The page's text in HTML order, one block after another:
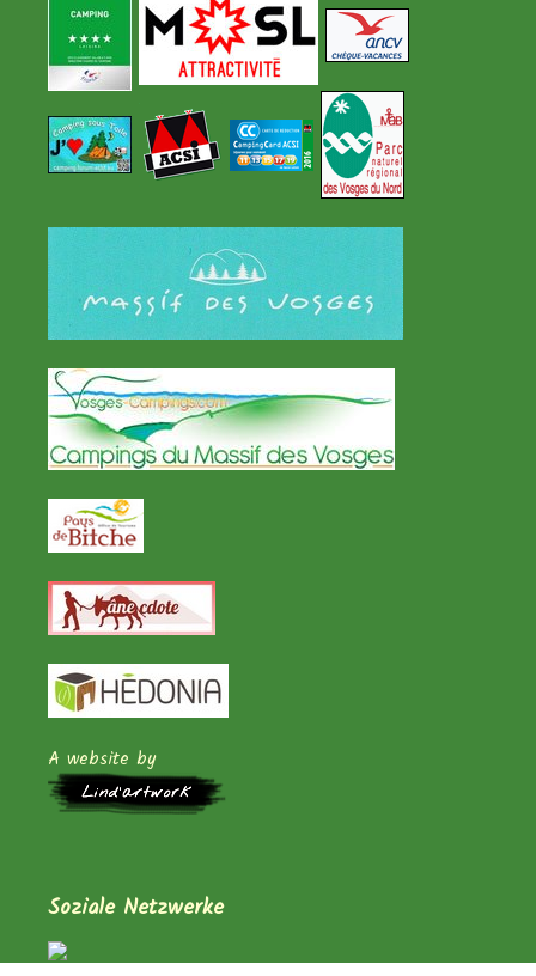
A website by
Soziale Netzwerke